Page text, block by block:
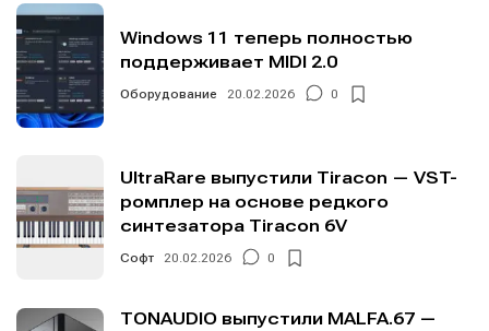
Windows 11 теперь полностью
поддерживает MIDI 2.0
Оборудование 20.02.2026 0
UltraRare выпустили Tiracon — VST-
ромплер на основе редкого
синтезатора Tiracon 6V
Софт 20.02.2026 0
TONAUDIO выпустили MALFA.67 —